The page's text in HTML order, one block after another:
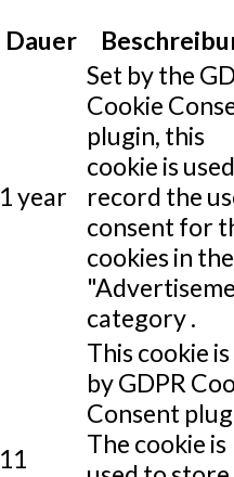
Dauer
1 year
Set by the
Cookie
plugin, this
cookie is
record the
consent for
cookies in the
category .
11
This cookie
by GDPR
Consent
The cookie is